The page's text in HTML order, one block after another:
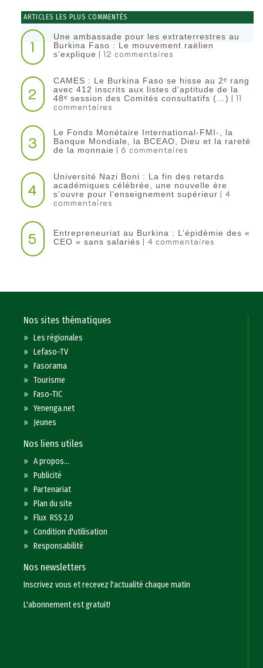
ARTICLES LES PLUS COMMENTÉS
1
Une ambassade pour les extraterrestres au
Burkina Faso : Le mouvement raëlien
s’explique | 12 commentaires
2
CAMES : Le Burkina Faso se hisse au 2ᵉ rang
avec 412 inscrits aux listes d’aptitude de la
48ᵉ session des Comités consultatifs (…) | 11
commentaires
3
Le Fonds Monétaire International-FMI-, la
Banque Mondiale, la BCEAO, Dieu et la rareté
de la monnaie | 6 commentaires
4
Université Nazi Boni : La fin des retards
académiques célébrée, une nouvelle ère
s’ouvre pour l’enseignement supérieur | 4
commentaires
5
Entrepreneuriat au Burkina : L’épidémie des «
CEO » sans salariés | 4 commentaires
Nos sites thématiques
»Les régionales
»Lefaso-TV
»Fasorama
»Tourisme
»Faso-TIC
»Yenenga.net
» Jeunes
Nos liens utiles
»A propos...
»Publicité
»Partenariat
»Plan du site
»Flux RSS 2.0
»Condition d'utilisation
»Responsabilité
Nos newsletters
Inscrivez vous et recevez l'actualité chaque matin
L'abonnement est gratuit!